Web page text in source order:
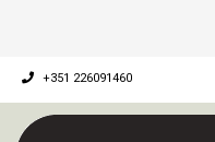
+351 226091460